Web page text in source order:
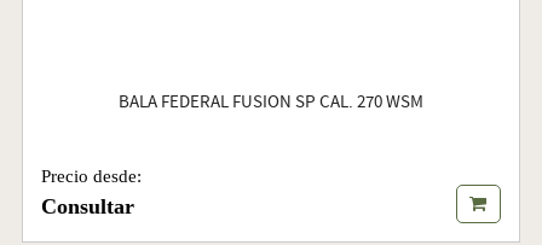
BALA FEDERAL FUSION SP CAL. 270 WSM
Precio desde:
Consultar